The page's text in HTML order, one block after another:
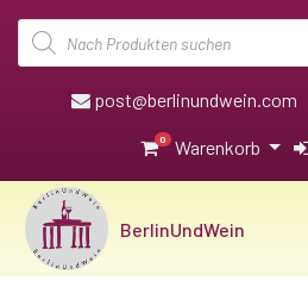
Products
search
post@berlinundwein.com
0 Warenkorb
BerlinUndWein